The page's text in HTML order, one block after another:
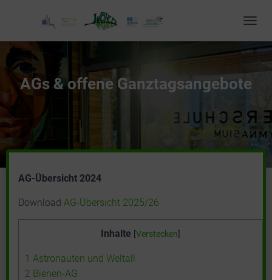
O
G
E
A
V
G
AGs & offene Ganztagsangebote
AG-Übersicht 2024
Download AG-Übersicht 2025/26
Inhalte [Verstecken]
1 Astronauten und Weltall
2 Bienen-AG